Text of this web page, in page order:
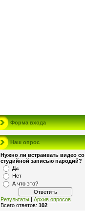
Форма входа
Наш опрос
Нужно ли встраивать видео со
студийной записью пародий?
Да
Нет
А что это?
Результаты | Архив опросов
Всего ответов: 102